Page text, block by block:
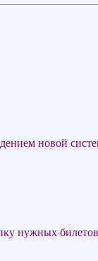
новой
нужных